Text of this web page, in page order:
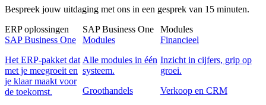
Bespreek jouw uitdaging met ons in een gesprek van 15 minuten.
ERP oplossingen
SAP Business One
Het ERP-pakket dat
met je meegroeit en
je klaar maakt voor
de toekomst.
SAP Business One
Modules
Alle modules in één
systeem.
Groothandels
Modules
Financieel
Inzicht in cijfers, grip op
groei.
Verkoop en CRM